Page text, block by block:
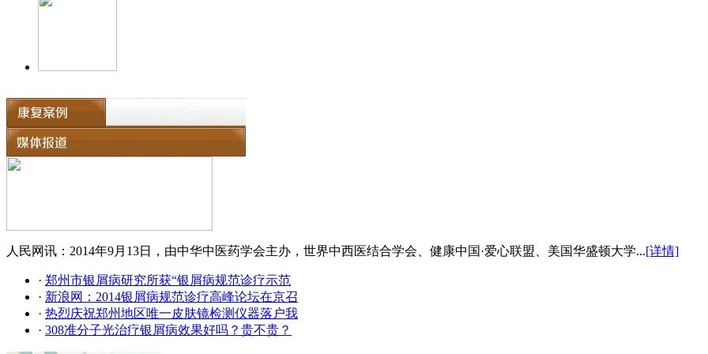
人民网讯：2014年9月13日，由中华中医药学会主办，世界中西医结合学会、健康中国·爱心联盟、美国华盛顿大学...[详情]
· 郑州市银屑病研究所获“银屑病规范诊疗示范
· 新浪网：2014银屑病规范诊疗高峰论坛在京召
· 热烈庆祝郑州地区唯一皮肤镜检测仪器落户我
· 308准分子光治疗银屑病效果好吗？贵不贵？